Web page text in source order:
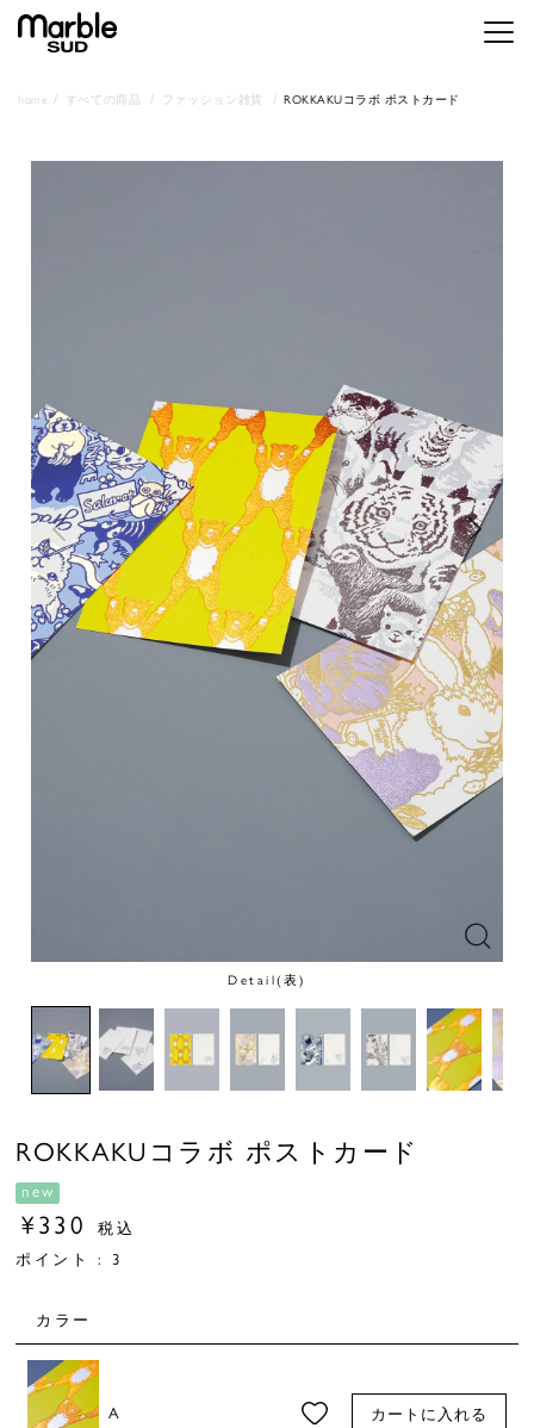
メニ
home すべての商品 ファッション雑貨 ROKKAKUコラボ ポストカード
Detail(表)
ROKKAKUコラボ ポストカード
new
¥ 330
税込
ポイント : 3
カラー
A カートに入れる